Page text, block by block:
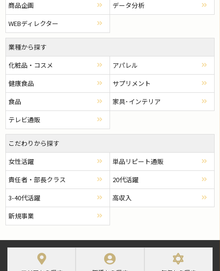
商品企画
データ分析
WEBディレクター
業種から探す
化粧品・コスメ
アパレル
健康食品
サプリメント
食品
家具･インテリア
テレビ通販
こだわりから探す
女性活躍
単品リピート通販
責任者・部長クラス
20代活躍
3-40代活躍
高収入
新規事業